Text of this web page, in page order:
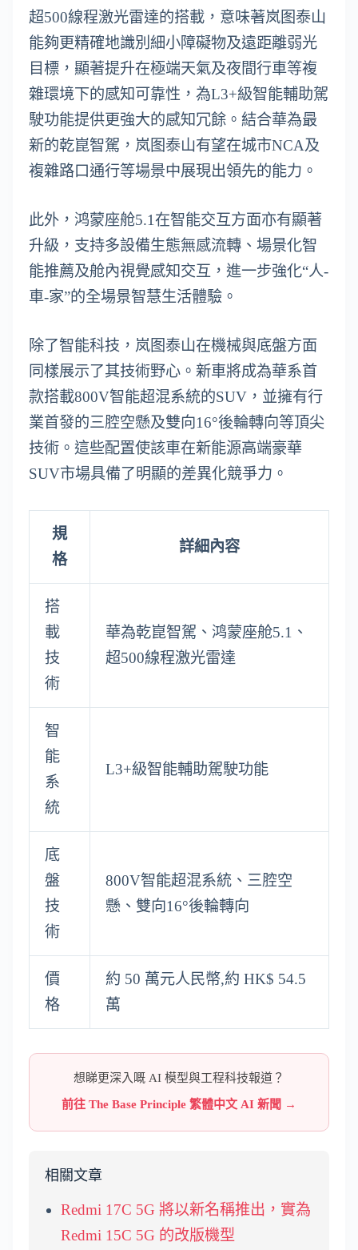
超500線程激光雷達的搭載，意味著岚图泰山
能夠更精確地識別細小障礙物及遠距離弱光
目標，顯著提升在極端天氣及夜間行車等複
雜環境下的感知可靠性，為L3+級智能輔助駕
駛功能提供更強大的感知冗餘。結合華為最
新的乾崑智駕，岚图泰山有望在城市NCA及
複雜路口通行等場景中展現出領先的能力。
此外，鸿蒙座舱5.1在智能交互方面亦有顯著
升級，支持多設備生態無感流轉、場景化智
能推薦及舱內視覺感知交互，進一步強化“人-
車-家”的全場景智慧生活體驗。
除了智能科技，岚图泰山在機械與底盤方面
同樣展示了其技術野心。新車將成為華系首
款搭載800V智能超混系統的SUV，並擁有行
業首發的三腔空懸及雙向16°後輪轉向等頂尖
技術。這些配置使該車在新能源高端豪華
SUV市場具備了明顯的差異化競爭力。
規
格
詳細內容
搭
載
技
術
華為乾崑智駕、鸿蒙座舱5.1、
超500線程激光雷達
智
能
系
統
L3+級智能輔助駕駛功能
底
盤
技
術
800V智能超混系統、三腔空
懸、雙向16°後輪轉向
價
格
約 50 萬元人民幣,約 HK$ 54.5
萬
想睇更深入嘅 AI 模型與工程科技報道？
前往 The Base Principle 繁體中文 AI 新聞 →
相關文章
Redmi 17C 5G 將以新名稱推出，實為
Redmi 15C 5G 的改版機型